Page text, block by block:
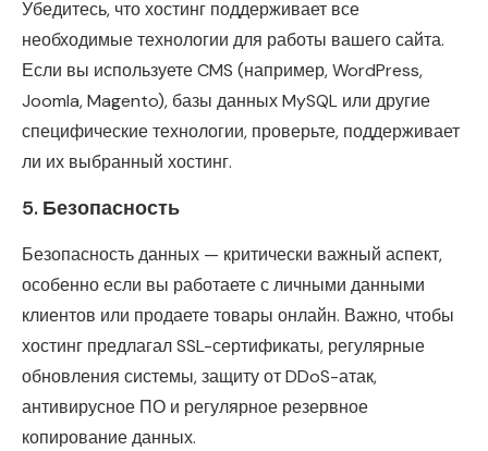
Убедитесь, что хостинг поддерживает все
необходимые технологии для работы вашего сайта.
Если вы используете CMS (например, WordPress,
Joomla, Magento), базы данных MySQL или другие
специфические технологии, проверьте, поддерживает
ли их выбранный хостинг.
5. Безопасность
Безопасность данных — критически важный аспект,
особенно если вы работаете с личными данными
клиентов или продаете товары онлайн. Важно, чтобы
хостинг предлагал SSL-сертификаты, регулярные
обновления системы, защиту от DDoS-атак,
антивирусное ПО и регулярное резервное
копирование данных.